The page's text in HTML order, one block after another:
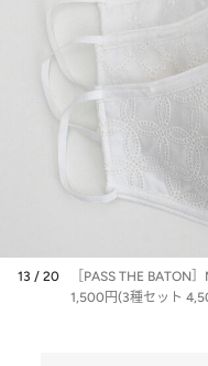
13 / 20
［PASS THE BATON
1,500円(3種セット